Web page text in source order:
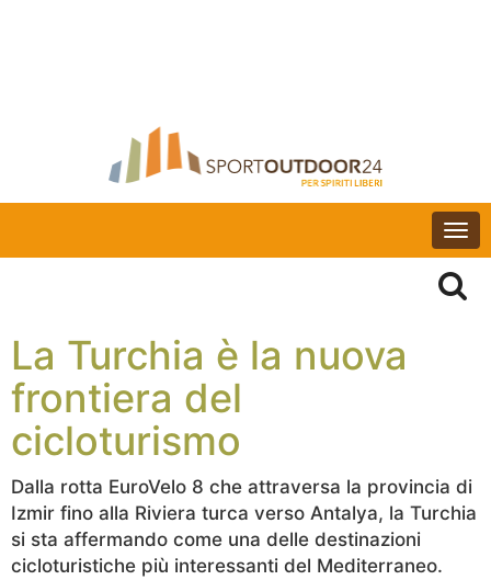
La Turchia è la nuova
frontiera del
cicloturismo
Dalla rotta EuroVelo 8 che attraversa la provincia di
Izmir fino alla Riviera turca verso Antalya, la Turchia
si sta affermando come una delle destinazioni
cicloturistiche più interessanti del Mediterraneo.